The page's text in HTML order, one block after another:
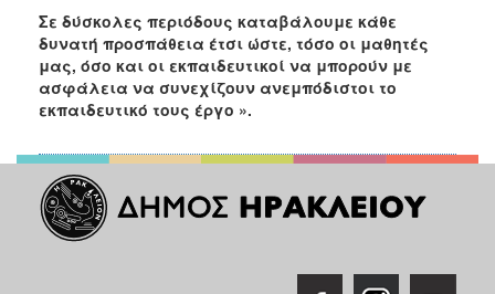
Σε δύσκολες περιόδους καταβάλουμε κάθε
δυνατή προσπάθεια έτσι ώστε, τόσο οι μαθητές
μας, όσο και οι εκπαιδευτικοί να μπορούν με
ασφάλεια να συνεχίζουν ανεμπόδιστοι το
εκπαιδευτικό τους έργο ».